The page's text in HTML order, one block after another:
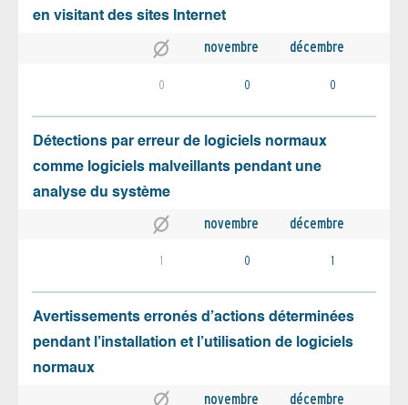
en visitant des sites Internet
novembre décembre
0 0 0
Détections par erreur de logiciels normaux
comme logiciels malveillants pendant une
analyse du système
novembre décembre
1 0 1
Avertissements erronés d’actions déterminées
pendant l’installation et l’utilisation de logiciels
normaux
novembre décembre